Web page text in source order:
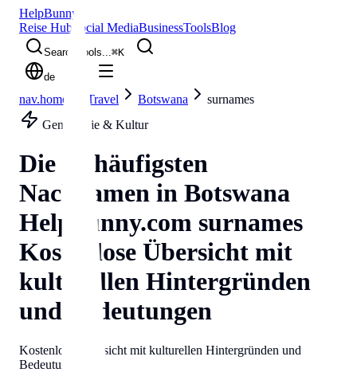
HelpBunny
Reise Hub Social MediaBusinessToolsBlog
Search tools...⌘K
de
nav.home Travel Botswana
surnames
Genealogie & Kultur
Die 50 häufigsten
Nachnamen in Botswana
Helpbunny.com surnames
Kostenlose Übersicht mit
kulturellen Hintergründen
und Bedeutungen
Kostenlose Übersicht mit kulturellen Hintergründen und
Bedeutungen